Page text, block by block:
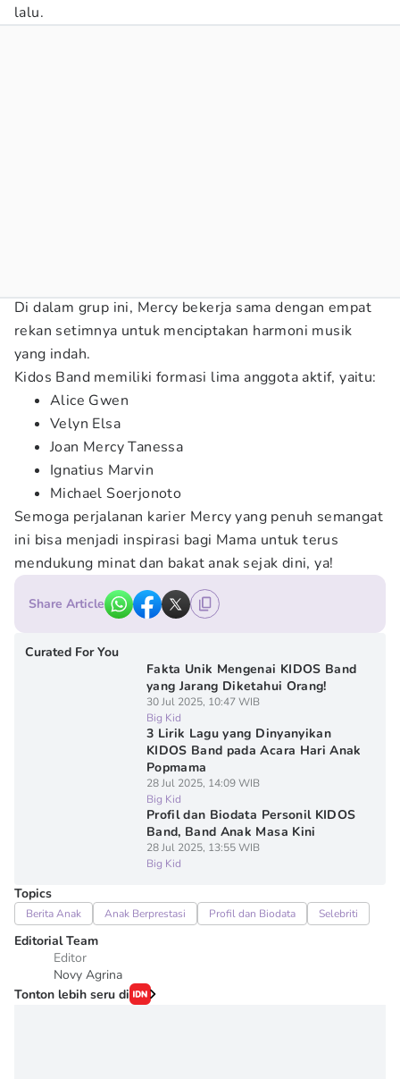
lalu.
Di dalam grup ini, Mercy bekerja sama dengan empat
rekan setimnya untuk menciptakan harmoni musik
yang indah.
Kidos Band memiliki formasi lima anggota aktif, yaitu:
Alice Gwen
Velyn Elsa
Joan Mercy Tanessa
Ignatius Marvin
Michael Soerjonoto
Semoga perjalanan karier Mercy yang penuh semangat
ini bisa menjadi inspirasi bagi Mama untuk terus
mendukung minat dan bakat anak sejak dini, ya!
Share Article
Curated For You
Fakta Unik Mengenai KIDOS Band
yang Jarang Diketahui Orang!
30 Jul 2025, 10:47 WIB
Big Kid
3 Lirik Lagu yang Dinyanyikan
KIDOS Band pada Acara Hari Anak
Popmama
28 Jul 2025, 14:09 WIB
Big Kid
Profil dan Biodata Personil KIDOS
Band, Band Anak Masa Kini
28 Jul 2025, 13:55 WIB
Big Kid
Topics
Berita Anak Anak Berprestasi Profil dan Biodata Selebriti
Editorial Team
Editor
Novy Agrina
Tonton lebih seru di